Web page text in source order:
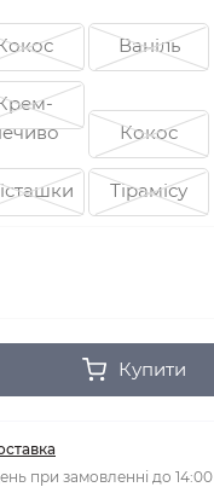
Ваніль
Кокос
Тірамісу
Купити
при замовленні до 14:00